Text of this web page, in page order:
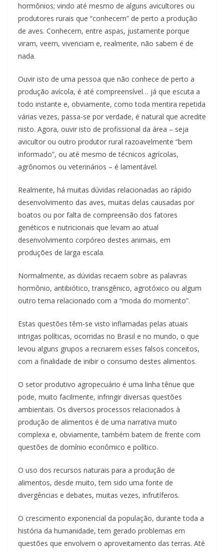
hormônios; vindo até mesmo de alguns avicultores ou
produtores rurais que “conhecem” de perto a produção
de aves. Conhecem, entre aspas, justamente porque
viram, veem, vivenciam e, realmente, não sabem é de
nada.
Ouvir isto de uma pessoa que não conhece de perto a
produção avícola, é até compreensível… já que escuta a
todo instante e, obviamente, como toda mentira repetida
várias vezes, passa-se por verdade, é natural que acredite
nisto. Agora, ouvir isto de profissional da área – seja
avicultor ou outro produtor rural razoavelmente “bem
informado”, ou até mesmo de técnicos agrícolas,
agrônomos ou veterinários – é lamentável.
Realmente, há muitas dúvidas relacionadas ao rápido
desenvolvimento das aves, muitas delas causadas por
boatos ou por falta de compreensão dos fatores
genéticos e nutricionais que levam ao atual
desenvolvimento corpóreo destes animais, em
produções de larga escala.
Normalmente, as dúvidas recaem sobre as palavras
hormônio, antibiótico, transgênico, agrotóxico ou algum
outro tema relacionado com a “moda do momento”.
Estas questões têm-se visto inflamadas pelas atuais
intrigas políticas, ocorridas no Brasil e no mundo, o que
levou alguns grupos a recriarem esses falsos conceitos,
com a finalidade de inibir o consumo destes alimentos.
O setor produtivo agropecuário é uma linha tênue que
pode, muito facilmente, infringir diversas questões
ambientais. Os diversos processos relacionados à
produção de alimentos é de uma narrativa muito
complexa e, obviamente, também batem de frente com
questões de domínio econômico e político.
O uso dos recursos naturais para a produção de
alimentos, desde muito, tem sido uma fonte de
divergências e debates, muitas vezes, infrutíferos.
O crescimento exponencial da população, durante toda a
história da humanidade, tem gerado problemas em
questões que envolvem o aproveitamento das terras. Até